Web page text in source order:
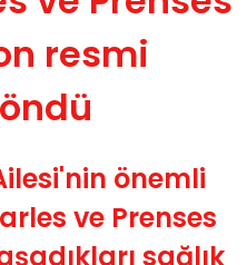
resmi
önemli
ve Prenses
sağlık